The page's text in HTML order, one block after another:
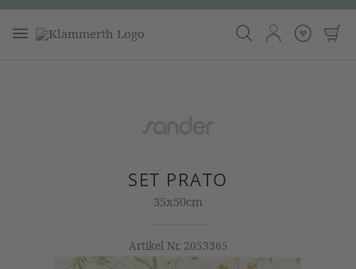
SET PRATO
35x50cm
Artikel Nr. 2053365
Bildergalerie überspringen